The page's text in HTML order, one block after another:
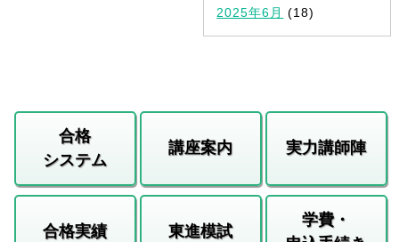
2025年6月 (18)
合格
システム
講座案内 実力講師陣
合格実績 東進模試
学費・